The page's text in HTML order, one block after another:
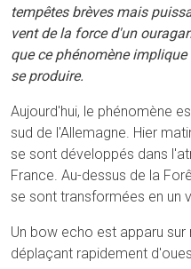
tempêtes brèves mais
vent de la force d'un
que ce phénomène
se produire.
Aujourd'hui, le phénomène
sud de l'Allemagne. Hier
se sont développés dans
France. Au-dessus de la
se sont transformées en un
Un bow echo est apparu
déplaçant rapidement